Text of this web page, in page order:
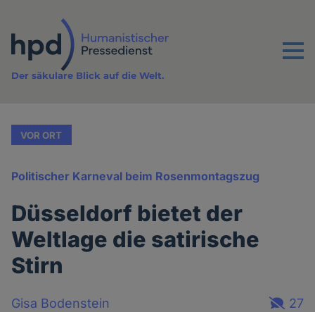
Inhalt
Menu
Der säkulare Blick auf die Welt.
VOR ORT
Politischer Karneval beim Rosenmontagszug
Düsseldorf bietet der
Weltlage die satirische
Stirn
Gisa Bodenstein
27